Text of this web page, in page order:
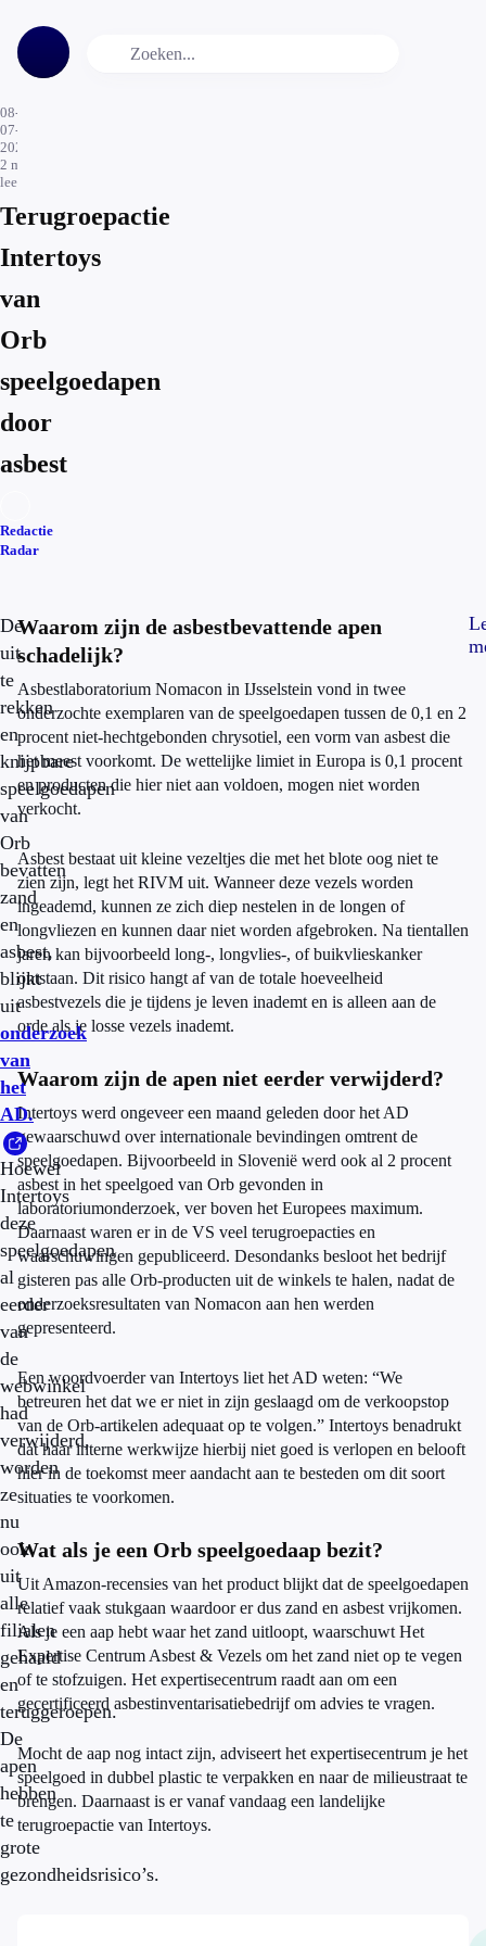
08-
07-
2026
2 min.
leestijd
Terugroepactie
Intertoys
van
Orb
speelgoedapen
door
asbest
Redactie
Radar
De
uit
te
rekken
en
knijpbare
speelgoedapen
van
Orb
bevatten
zand
en
asbest,
blijkt
uit
onderzoek
van
het
AD.
Hoewel
Intertoys
deze
speelgoedapen
al
eerder
van
de
webwinkel
had
verwijderd,
worden
ze
nu
ook
uit
alle
filialen
gehaald
en
teruggeroepen.
De
apen
hebben
te
grote
gezondheidsrisico’s.
Waarom zijn de asbestbevattende apen
schadelijk?
Asbestlaboratorium Nomacon in IJsselstein vond in twee
onderzochte exemplaren van de speelgoedapen tussen de 0,1 en 2
procent niet-hechtgebonden chrysotiel, een vorm van asbest die
het meest voorkomt. De wettelijke limiet in Europa is 0,1 procent
en producten die hier niet aan voldoen, mogen niet worden
verkocht.
Asbest bestaat uit kleine vezeltjes die met het blote oog niet te
zien zijn, legt het RIVM uit. Wanneer deze vezels worden
ingeademd, kunnen ze zich diep nestelen in de longen of
longvliezen en kunnen daar niet worden afgebroken. Na tientallen
jaren kan bijvoorbeeld long-, longvlies-, of buikvlieskanker
ontstaan. Dit risico hangt af van de totale hoeveelheid
asbestvezels die je tijdens je leven inademt en is alleen aan de
orde als je losse vezels inademt.
Waarom zijn de apen niet eerder verwijderd?
Intertoys werd ongeveer een maand geleden door het AD
gewaarschuwd over internationale bevindingen omtrent de
speelgoedapen. Bijvoorbeeld in Slovenië werd ook al 2 procent
asbest in het speelgoed van Orb gevonden in
laboratoriumonderzoek, ver boven het Europees maximum.
Daarnaast waren er in de VS veel terugroepacties en
waarschuwingen gepubliceerd. Desondanks besloot het bedrijf
gisteren pas alle Orb-producten uit de winkels te halen, nadat de
onderzoeksresultaten van Nomacon aan hen werden
gepresenteerd.
Een woordvoerder van Intertoys liet het AD weten: “We
betreuren het dat we er niet in zijn geslaagd om de verkoopstop
van de Orb-artikelen adequaat op te volgen.” Intertoys benadrukt
dat haar interne werkwijze hierbij niet goed is verlopen en belooft
hier in de toekomst meer aandacht aan te besteden om dit soort
situaties te voorkomen.
Wat als je een Orb speelgoedaap bezit?
Uit Amazon-recensies van het product blijkt dat de speelgoedapen
relatief vaak stukgaan waardoor er dus zand en asbest vrijkomen.
Als je een aap hebt waar het zand uitloopt, waarschuwt Het
Expertise Centrum Asbest & Vezels om het zand niet op te vegen
of te stofzuigen. Het expertisecentrum raadt aan om een
gecertificeerd asbestinventarisatiebedrijf om advies te vragen.
Mocht de aap nog intact zijn, adviseert het expertisecentrum je het
speelgoed in dubbel plastic te verpakken en naar de milieustraat te
brengen. Daarnaast is er vanaf vandaag een landelijke
terugroepactie van Intertoys.